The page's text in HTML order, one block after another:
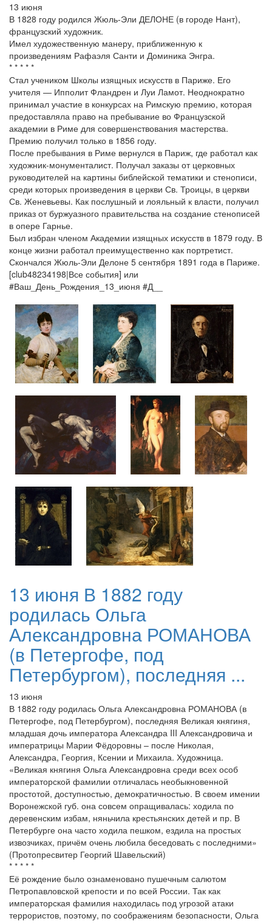
13 июня
В 1828 году родился Жюль-Эли ДЕЛОНЕ (в городе Нант),
французский художник.
Имел художественную манеру, приближенную к
произведениям Рафаэля Санти и Доминика Энгра.
* * * * *
Стал учеником Школы изящных искусств в Париже. Его
учителя — Ипполит Фландрен и Луи Ламот. Неоднократно
принимал участие в конкурсах на Римскую премию, которая
предоставляла право на пребывание во Французской
академии в Риме для совершенствования мастерства.
Премию получил только в 1856 году.
После пребывания в Риме вернулся в Париж, где работал как
художник-монументалист. Получал заказы от церковных
руководителей на картины библейской тематики и стенописи,
среди которых произведения в церкви Св. Троицы, в церкви
Св. Женевьевы. Как послушный и лояльный к власти, получил
приказ от буржуазного правительства на создание стенописей
в опере Гарнье.
Был избран членом Академии изящных искусств в 1879 году. В
конце жизни работал преимущественно как портретист.
Скончался Жюль-Эли Делоне 5 сентября 1891 года в Париже.
[club48234198|Все события] или
#Ваш_День_Рождения_13_июня #Д__
13 июня В 1882 году
родилась Ольга
Александровна РОМАНОВА
(в Петергофе, под
Петербургом), последняя ...
13 июня
В 1882 году родилась Ольга Александровна РОМАНОВА (в
Петергофе, под Петербургом), последняя Великая княгиня,
младшая дочь императора Александра III Александровича и
императрицы Марии Фёдоровны – после Николая,
Александра, Георгия, Ксении и Михаила. Художница.
«Великая княгиня Ольга Александровна среди всех особ
императорской фамилии отличалась необыкновенной
простотой, доступностью, демократичностью. В своем имении
Воронежской губ. она совсем опращивалась: ходила по
деревенским избам, няньчила крестьянских детей и пр. В
Петербурге она часто ходила пешком, ездила на простых
извозчиках, причём очень любила беседовать с последними»
(Протопресвитер Георгий Шавельский)
* * * * *
Её рождение было ознаменовано пушечным салютом
Петропавловской крепости и по всей России. Так как
императорская фамилия находилась под угрозой атаки
террористов, поэтому, по соображениям безопасности, Ольга